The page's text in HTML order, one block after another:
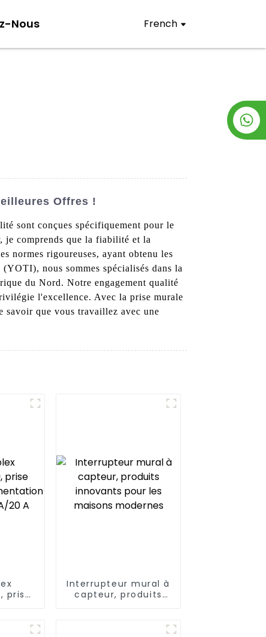
Nous French
Offres !
sont conçues spécifiquement pour le
je comprends que la fiabilité et la
normes rigoureuses, ayant obtenu les
nous sommes spécialisés dans la
du Nord. Notre engagement qualité
l'excellence. Avec la prise murale
savoir que vous travaillez avec une
prise
20 A
Interrupteur mural à
capteur, produits